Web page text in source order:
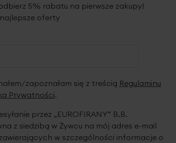
5% rabatu na pierwsze zakupy!
oferty
zapoznałam się z treścią Regulaminu
Prywatności.
przez „EUROFIRANY” B.B.
z siedzibą w Żywcu na mój adres e-mail
w szczególności informacje o